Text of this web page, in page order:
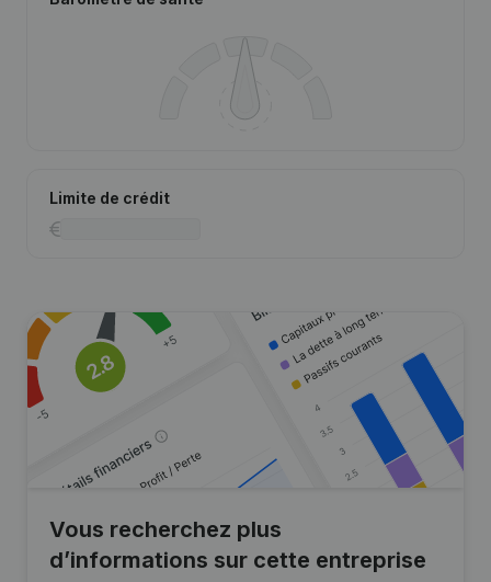
Limite de crédit
Vous recherchez plus
d’informations sur cette entreprise